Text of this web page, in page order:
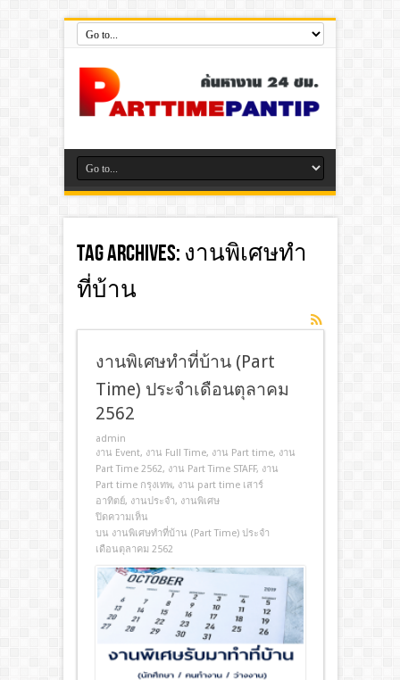
Tag Archives: งานพิเศษทํา
ที่บ้าน
งานพิเศษทําที่บ้าน (Part
Time) ประจำเดือนตุลาคม
2562
admin
งาน Event, งาน Full Time, งาน Part time, งาน
Part Time 2562, งาน Part Time STAFF, งาน
Part time กรุงเทพ, งาน part time เสาร์
อาทิตย์, งานประจํา, งานพิเศษ
ปิดความเห็น
บน งานพิเศษทําที่บ้าน (Part Time) ประจำ
เดือนตุลาคม 2562